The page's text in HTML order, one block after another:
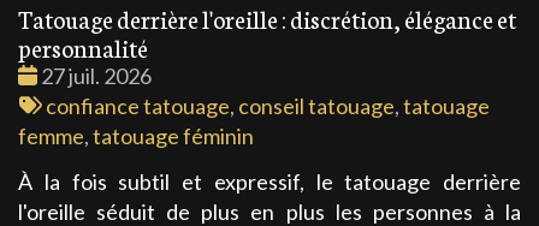
Tatouage derrière l'oreille : discrétion, élégance et
personnalité
Date
:
27 juil. 2026
Tags
:
confiance tatouage, conseil tatouage,tatouage
femme,tatouage féminin
À la fois subtil et expressif, le tatouage derrière
l'oreille séduit de plus en plus les personnes à la